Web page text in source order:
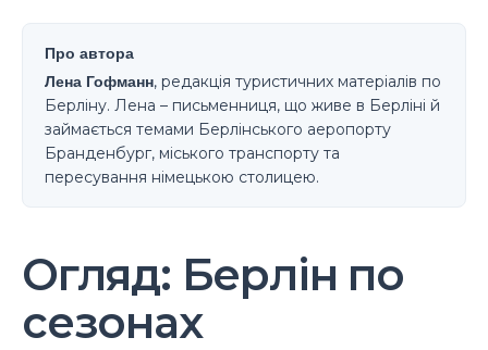
Про автора
Лена Гофманн, редакція туристичних матеріалів по
Берліну. Лена – письменниця, що живе в Берліні й
займається темами Берлінського аеропорту
Бранденбург, міського транспорту та
пересування німецькою столицею.
Огляд: Берлін по
сезонах